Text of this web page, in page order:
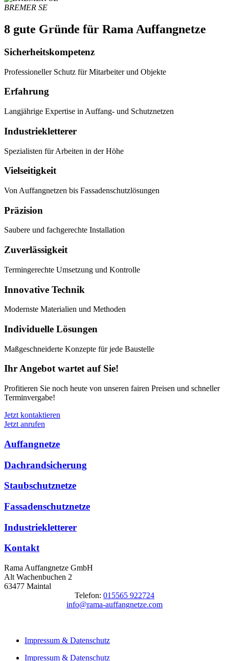
BREMER SE
8 gute Gründe für Rama Auffangnetze
Sicherheitskompetenz
Professioneller Schutz für Mitarbeiter und Objekte
Erfahrung
Langjährige Expertise in Auffang- und Schutznetzen
Industriekletterer
Spezialisten für Arbeiten in der Höhe
Vielseitigkeit
Von Auffangnetzen bis Fassadenschutzlösungen
Präzision
Saubere und fachgerechte Installation
Zuverlässigkeit
Termingerechte Umsetzung und Kontrolle
Innovative Technik
Modernste Materialien und Methoden
Individuelle Lösungen
Maßgeschneiderte Konzepte für jede Baustelle
Ihr Angebot wartet auf Sie!
Profitieren Sie noch heute von unseren fairen Preisen und schneller
Terminvergabe!
Jetzt kontaktieren
Jetzt anrufen
Auffangnetze
Dachrandsicherung
Staubschutznetze
Fassadenschutznetze
Industriekletterer
Kontakt
Rama Auffangnetze GmbH
Alt Wachenbuchen 2
63477 Maintal
Telefon: 015565 922724
info@rama-auffangnetze.com
Impressum & Datenschutz
Impressum & Datenschutz